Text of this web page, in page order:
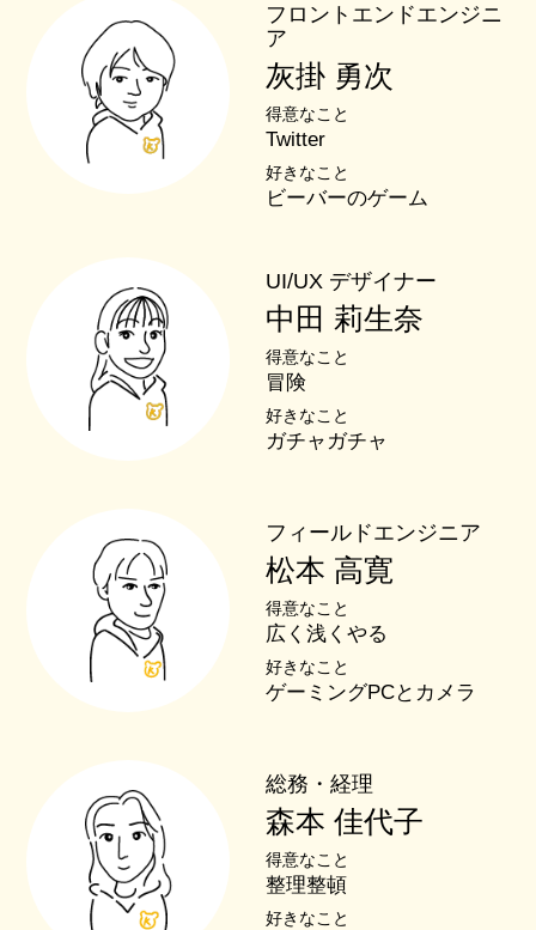
フロントエンドエンジニ
ア
灰掛 勇次
得意なこと
Twitter
好きなこと
ビーバーのゲーム
UI/UX デザイナー
中田 莉生奈
得意なこと
冒険
好きなこと
ガチャガチャ
フィールドエンジニア
松本 高寛
得意なこと
広く浅くやる
好きなこと
ゲーミングPCとカメラ
総務・経理
森本 佳代子
得意なこと
整理整頓
好きなこと